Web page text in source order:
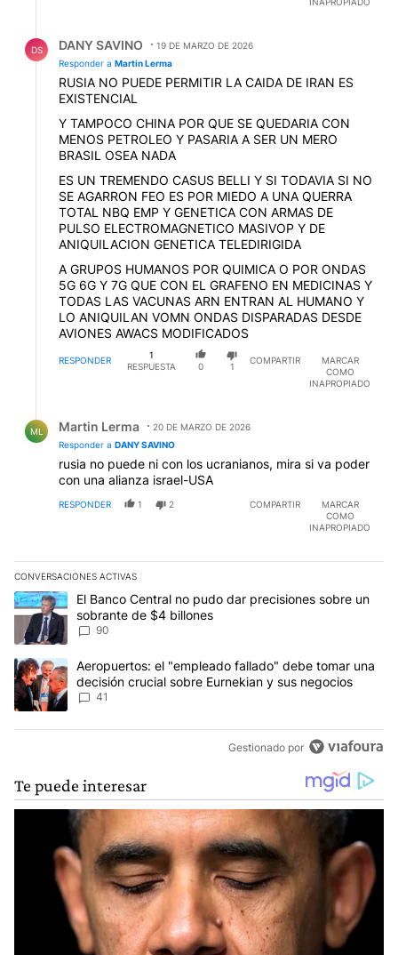
DS DANY SAVINO
19 DE MARZO DE 2026
Responder a Martin Lerma
RUSIA NO PUEDE PERMITIR LA CAIDA DE IRAN ES
EXISTENCIAL
Y TAMPOCO CHINA POR QUE SE QUEDARIA CON
MENOS PETROLEO Y PASARIA A SER UN MERO
BRASIL OSEA NADA
ES UN TREMENDO CASUS BELLI Y SI TODAVIA SI NO
SE AGARRON FEO ES POR MIEDO A UNA QUERRA
TOTAL NBQ EMP Y GENETICA CON ARMAS DE
PULSO ELECTROMAGNETICO MASIVOP Y DE
ANIQUILACION GENETICA TELEDIRIGIDA
A GRUPOS HUMANOS POR QUIMICA O POR ONDAS
5G 6G Y 7G QUE CON EL GRAFENO EN MEDICINAS Y
TODAS LAS VACUNAS ARN ENTRAN AL HUMANO Y
LO ANIQUILAN VOMN ONDAS DISPARADAS DESDE
AVIONES AWACS MODIFICADOS
RESPONDER
1
RESPUESTA
0 1
COMPARTIR
MARCAR
COMO
INAPROPIADO
ML Martin Lerma
20 DE MARZO DE 2026
Responder a DANY SAVINO
rusia no puede ni con los ucranianos, mira si va poder
con una alianza israel-USA
RESPONDER 1 2 COMPARTIR
MARCAR
COMO
INAPROPIADO
CONVERSACIONES ACTIVAS
Este listado muestra los artículos con más comentarios en los
Un artículo de tendencia con el título "El Banco Central no pudo
El Banco Central no pudo dar precisiones sobre un
sobrante de $4 billones
90
Un artículo de tendencia con el título "Aeropuertos: el
Aeropuertos: el "empleado fallado" debe tomar una
decisión crucial sobre Eurnekian y sus negocios
41
Gestionado por